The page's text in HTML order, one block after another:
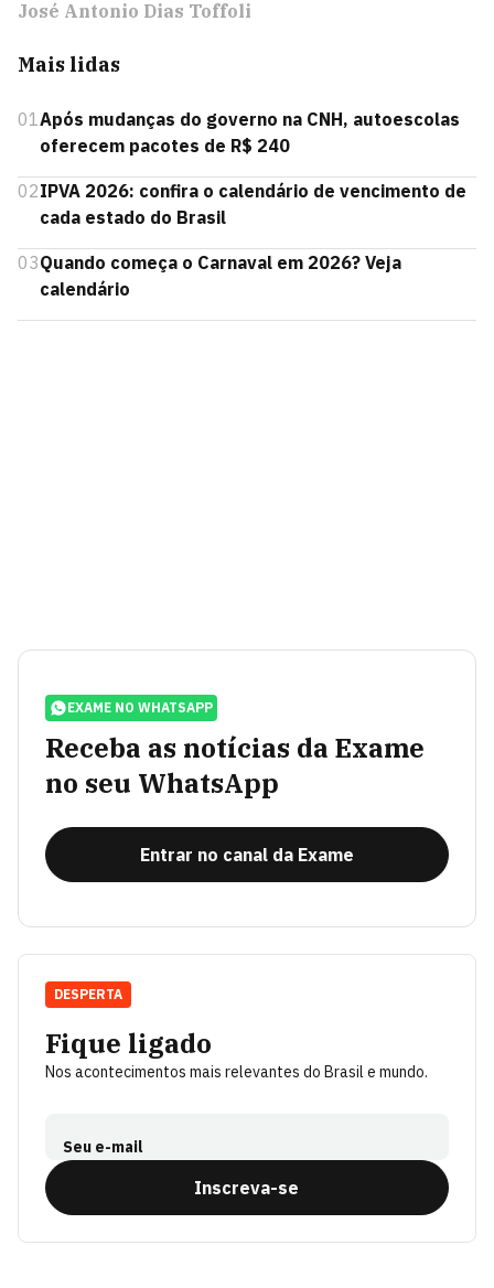
José Antonio Dias Toffoli
Mais lidas
01Após mudanças do governo na CNH, autoescolas
oferecem pacotes de R$ 240
02IPVA 2026: confira o calendário de vencimento de
cada estado do Brasil
03Quando começa o Carnaval em 2026? Veja
calendário
EXAME NO WHATSAPP
Receba as notícias da Exame
no seu WhatsApp
Entrar no canal da Exame
Fique ligado
Nos acontecimentos mais relevantes do Brasil e mundo.
Seu e-mail
Inscreva-se
DESPERTA